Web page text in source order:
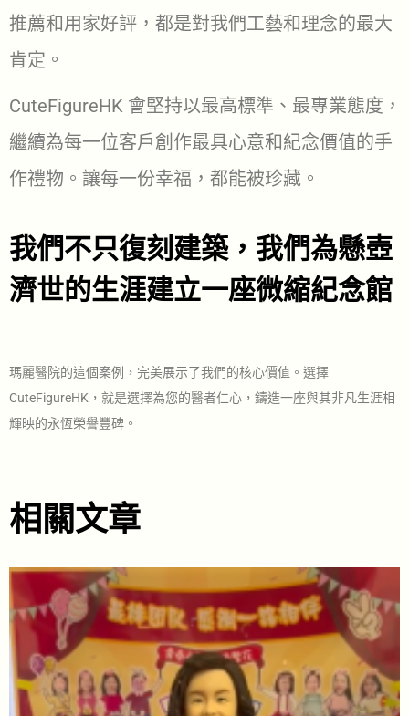
推薦和用家好評，都是對我們工藝和理念的最大
肯定。
CuteFigureHK 會堅持以最高標準、最專業態度，
繼續為每一位客戶創作最具心意和紀念價值的手
作禮物。讓每一份幸福，都能被珍藏。
我們不只復刻建築，我們為懸壺
濟世的生涯建立一座微縮紀念館
瑪麗醫院的這個案例，完美展示了我們的核心價值。選擇
CuteFigureHK，就是選擇為您的醫者仁心，鑄造一座與其非凡生涯相
輝映的永恆榮譽豐碑。
相關文章